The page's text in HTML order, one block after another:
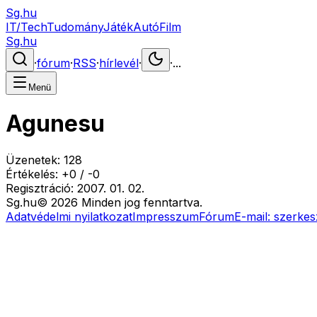
Sg.hu
IT/TechTudományJátékAutóFilm
Sg.hu
·fórum·RSS·hírlevél· ·...
Menü
Agunesu
Üzenetek: 128
Értékelés: +0 / -0
Regisztráció: 2007. 01. 02.
Sg.hu© 2026 Minden jog fenntartva.
Adatvédelmi nyilatkozatImpresszumFórumE-mail: